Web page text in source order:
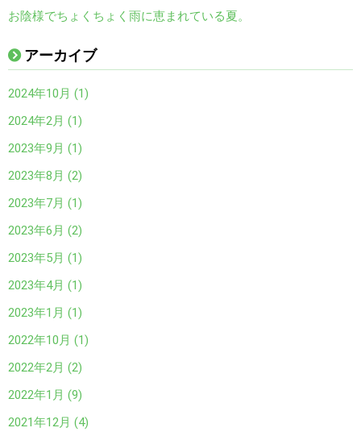
お陰様でちょくちょく雨に恵まれている夏。
アーカイブ
2024年10月 (1)
2024年2月 (1)
2023年9月 (1)
2023年8月 (2)
2023年7月 (1)
2023年6月 (2)
2023年5月 (1)
2023年4月 (1)
2023年1月 (1)
2022年10月 (1)
2022年2月 (2)
2022年1月 (9)
2021年12月 (4)